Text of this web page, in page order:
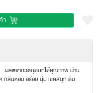
า
ผลิตจากวัตถุดิบที่ได้คุณภาพ ผ่าน
ค กลิ่นหอม อร่อย นุ่ม เชคสนุก ดื่ม